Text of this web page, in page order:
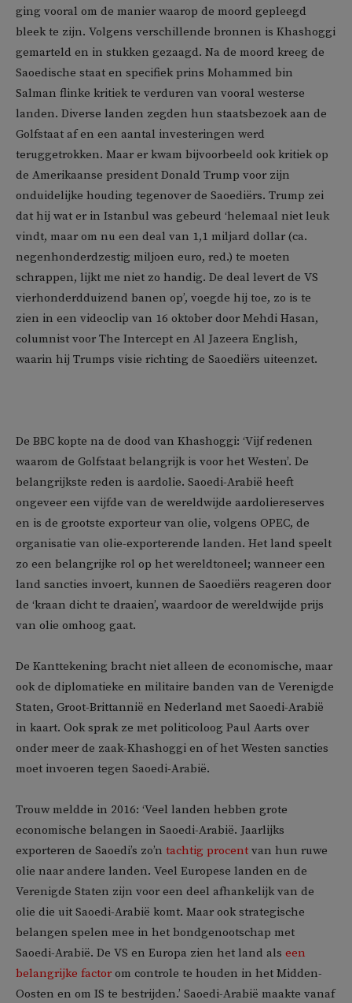
ging vooral om de manier waarop de moord gepleegd
bleek te zijn. Volgens verschillende bronnen is Khashoggi
gemarteld en in stukken gezaagd. Na de moord kreeg de
Saoedische staat en specifiek prins Mohammed bin
Salman flinke kritiek te verduren van vooral westerse
landen. Diverse landen zegden hun staatsbezoek aan de
Golfstaat af en een aantal investeringen werd
teruggetrokken. Maar er kwam bijvoorbeeld ook kritiek op
de Amerikaanse president Donald Trump voor zijn
onduidelijke houding tegenover de Saoediërs. Trump zei
dat hij wat er in Istanbul was gebeurd ‘helemaal niet leuk
vindt, maar om nu een deal van 1,1 miljard dollar (ca.
negenhonderdzestig miljoen euro, red.) te moeten
schrappen, lijkt me niet zo handig. De deal levert de VS
vierhonderdduizend banen op’, voegde hij toe, zo is te
zien in een videoclip van 16 oktober door Mehdi Hasan,
columnist voor The Intercept en Al Jazeera English,
waarin hij Trumps visie richting de Saoediërs uiteenzet.
De BBC kopte na de dood van Khashoggi: ‘Vijf redenen
waarom de Golfstaat belangrijk is voor het Westen’. De
belangrijkste reden is aardolie. Saoedi-Arabië heeft
ongeveer een vijfde van de wereldwijde aardoliereserves
en is de grootste exporteur van olie, volgens OPEC, de
organisatie van olie-exporterende landen. Het land speelt
zo een belangrijke rol op het wereldtoneel; wanneer een
land sancties invoert, kunnen de Saoediërs reageren door
de ‘kraan dicht te draaien’, waardoor de wereldwijde prijs
van olie omhoog gaat.
De Kanttekening bracht niet alleen de economische, maar
ook de diplomatieke en militaire banden van de Verenigde
Staten, Groot-Brittannië en Nederland met Saoedi-Arabië
in kaart. Ook sprak ze met politicoloog Paul Aarts over
onder meer de zaak-Khashoggi en of het Westen sancties
moet invoeren tegen Saoedi-Arabië.
Trouw meldde in 2016: ‘Veel landen hebben grote
economische belangen in Saoedi-Arabië. Jaarlijks
exporteren de Saoedi’s zo’n tachtig procent van hun ruwe
olie naar andere landen. Veel Europese landen en de
Verenigde Staten zijn voor een deel afhankelijk van de
olie die uit Saoedi-Arabië komt. Maar ook strategische
belangen spelen mee in het bondgenootschap met
Saoedi-Arabië. De VS en Europa zien het land als een
belangrijke factor om controle te houden in het Midden-
Oosten en om IS te bestrijden.’ Saoedi-Arabië maakte vanaf